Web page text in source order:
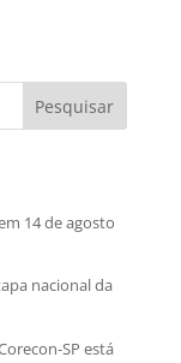
Pesquisar
14 de agosto
nacional da
SP está